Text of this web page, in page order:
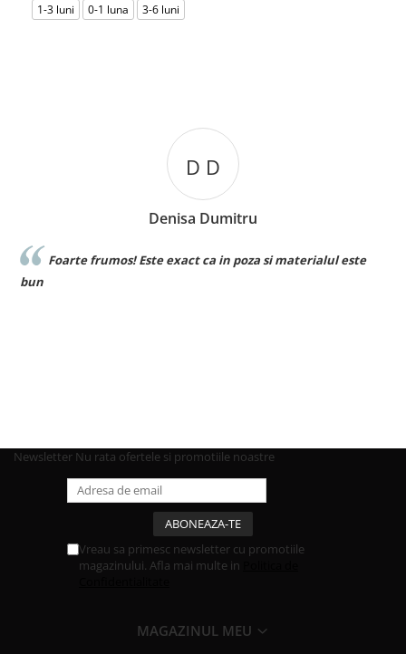
1-3 luni 0-1 luna 3-6 luni
D D
Denisa Dumitru
Foarte frumos! Este exact ca in poza si materialul este
bun
Newsletter Nu rata ofertele si promotiile noastre
Vreau sa primesc newsletter cu promotiile
magazinului. Afla mai multe in
MAGAZINUL MEU